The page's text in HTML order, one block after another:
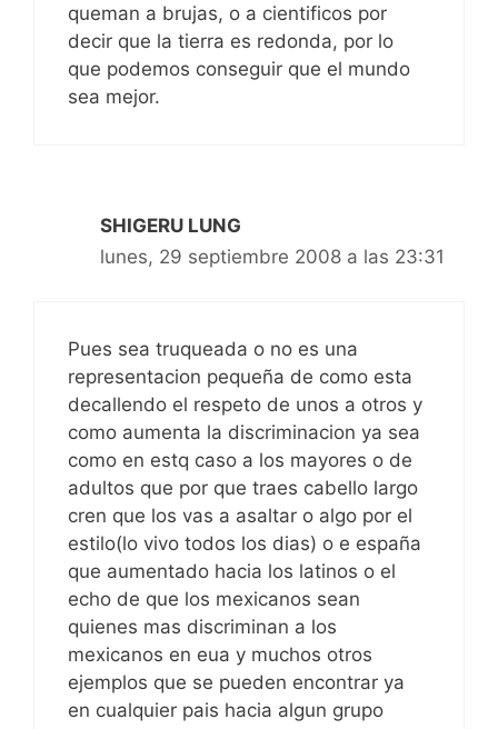
queman a brujas, o a cientificos por
decir que la tierra es redonda, por lo
que podemos conseguir que el mundo
sea mejor.
SHIGERU LUNG
lunes, 29 septiembre 2008 a las 23:31
Pues sea truqueada o no es una
representacion pequeña de como esta
decallendo el respeto de unos a otros y
como aumenta la discriminacion ya sea
como en estq caso a los mayores o de
adultos que por que traes cabello largo
cren que los vas a asaltar o algo por el
estilo(lo vivo todos los dias) o e españa
que aumentado hacia los latinos o el
echo de que los mexicanos sean
quienes mas discriminan a los
mexicanos en eua y muchos otros
ejemplos que se pueden encontrar ya
en cualquier pais hacia algun grupo